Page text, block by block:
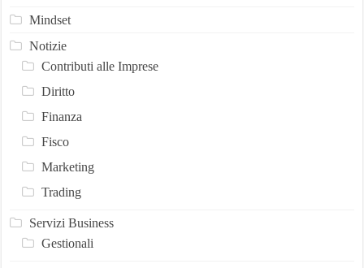
Mindset
Notizie
Contributi alle Imprese
Diritto
Finanza
Fisco
Marketing
Trading
Servizi Business
Gestionali